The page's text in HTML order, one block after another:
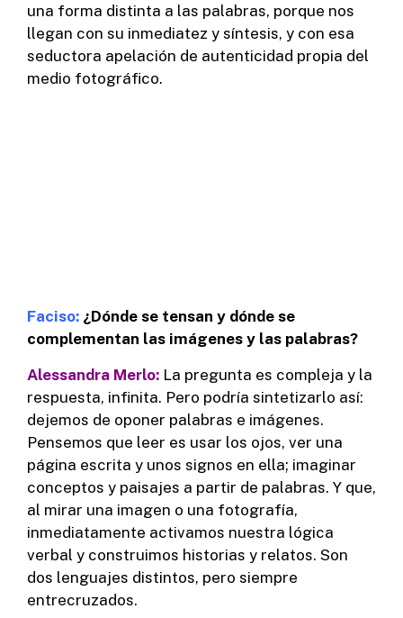
una forma distinta a las palabras, porque nos
llegan con su inmediatez y síntesis, y con esa
seductora apelación de autenticidad propia del
medio fotográfico.
Faciso: ¿Dónde se tensan y dónde se
complementan las imágenes y las palabras?
Alessandra Merlo: La pregunta es compleja y la
respuesta, infinita. Pero podría sintetizarlo así:
dejemos de oponer palabras e imágenes.
Pensemos que leer es usar los ojos, ver una
página escrita y unos signos en ella; imaginar
conceptos y paisajes a partir de palabras. Y que,
al mirar una imagen o una fotografía,
inmediatamente activamos nuestra lógica
verbal y construimos historias y relatos. Son
dos lenguajes distintos, pero siempre
entrecruzados.